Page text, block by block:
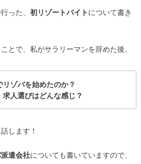
った、 初リゾートバイト について書き
とで、私がサラリーマンを辞めた後、
リゾバを始めたのか？
求人選びはどんな感じ？
します！
派遣会社についても書いていますので、